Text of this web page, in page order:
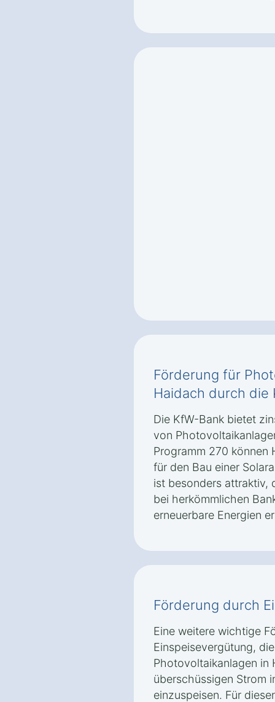
Förderung für
Haidach durch die
Die KfW-Bank bietet
von
Programm 270 können
für den Bau einer
ist besonders attraktiv,
bei herkömmlichen
erneuerbare Energien
Förderung durch
Eine weitere wichtige
Einspeisevergütung,
Photovoltaikanlagen in
überschüssigen Strom
einzuspeisen. Für